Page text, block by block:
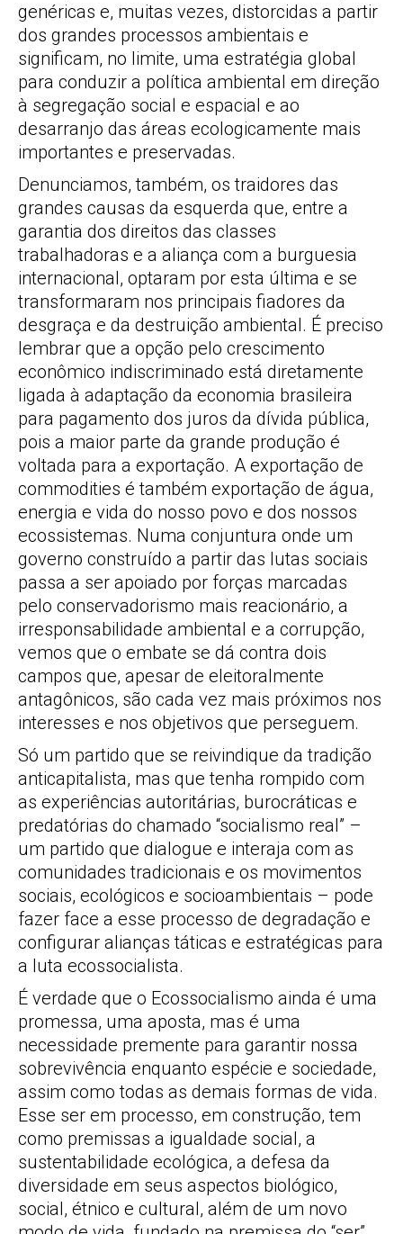
genéricas e, muitas vezes, distorcidas a partir
dos grandes processos ambientais e
significam, no limite, uma estratégia global
para conduzir a política ambiental em direção
à segregação social e espacial e ao
desarranjo das áreas ecologicamente mais
importantes e preservadas.
Denunciamos, também, os traidores das
grandes causas da esquerda que, entre a
garantia dos direitos das classes
trabalhadoras e a aliança com a burguesia
internacional, optaram por esta última e se
transformaram nos principais fiadores da
desgraça e da destruição ambiental. É preciso
lembrar que a opção pelo crescimento
econômico indiscriminado está diretamente
ligada à adaptação da economia brasileira
para pagamento dos juros da dívida pública,
pois a maior parte da grande produção é
voltada para a exportação. A exportação de
commodities é também exportação de água,
energia e vida do nosso povo e dos nossos
ecossistemas. Numa conjuntura onde um
governo construído a partir das lutas sociais
passa a ser apoiado por forças marcadas
pelo conservadorismo mais reacionário, a
irresponsabilidade ambiental e a corrupção,
vemos que o embate se dá contra dois
campos que, apesar de eleitoralmente
antagônicos, são cada vez mais próximos nos
interesses e nos objetivos que perseguem.
Só um partido que se reivindique da tradição
anticapitalista, mas que tenha rompido com
as experiências autoritárias, burocráticas e
predatórias do chamado “socialismo real” –
um partido que dialogue e interaja com as
comunidades tradicionais e os movimentos
sociais, ecológicos e socioambientais – pode
fazer face a esse processo de degradação e
configurar alianças táticas e estratégicas para
a luta ecossocialista.
É verdade que o Ecossocialismo ainda é uma
promessa, uma aposta, mas é uma
necessidade premente para garantir nossa
sobrevivência enquanto espécie e sociedade,
assim como todas as demais formas de vida.
Esse ser em processo, em construção, tem
como premissas a igualdade social, a
sustentabilidade ecológica, a defesa da
diversidade em seus aspectos biológico,
social, étnico e cultural, além de um novo